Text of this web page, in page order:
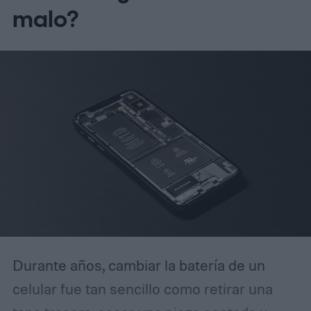
brillantes, detalles de sombra más ricos y
menos grano visible en las tomas HDR.
malo?
Durante años, cambiar la batería de un
celular fue tan sencillo como retirar una